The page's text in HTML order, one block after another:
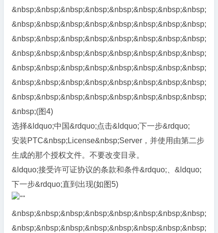
&nbsp;&nbsp;&nbsp;&nbsp;&nbsp;&nbsp;&nbsp;&nbsp;
&nbsp;&nbsp;&nbsp;&nbsp;&nbsp;&nbsp;&nbsp;&nbsp;
&nbsp;&nbsp;&nbsp;&nbsp;&nbsp;&nbsp;&nbsp;&nbsp;
&nbsp;&nbsp;&nbsp;&nbsp;&nbsp;&nbsp;&nbsp;&nbsp;
&nbsp;&nbsp;&nbsp;&nbsp;&nbsp;&nbsp;&nbsp;&nbsp;
&nbsp;&nbsp;&nbsp;&nbsp;&nbsp;&nbsp;&nbsp;&nbsp;
&nbsp;&nbsp;&nbsp;&nbsp;&nbsp;&nbsp;&nbsp;&nbsp;
&nbsp;(图4)
选择&ldquo;中国&rdquo;点击&ldquo;下一步&rdquo;
安装PTC&nbsp;License&nbsp;Server，并使用由第二步
生成的那个授权文件。不要改变目录。
&ldquo;接受许可证协议的条款和条件&rdquo;、&ldquo;
下一步&rdquo;直到出现(如图5)
&nbsp;&nbsp;&nbsp;&nbsp;&nbsp;&nbsp;&nbsp;&nbsp;
&nbsp;&nbsp;&nbsp;&nbsp;&nbsp;&nbsp;&nbsp;&nbsp;